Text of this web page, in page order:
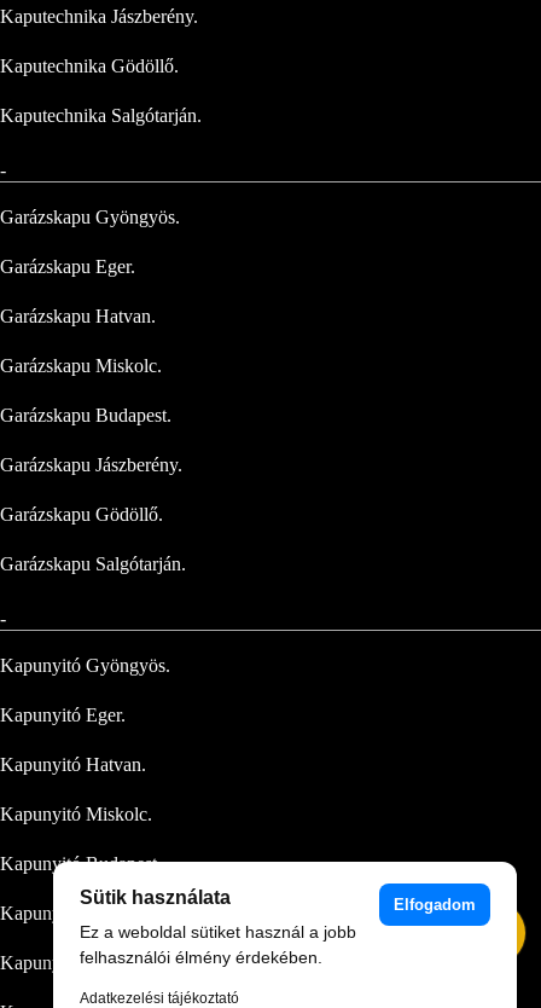
Sütik használata
Ez a weboldal sütiket használ a jobb
felhasználói élmény érdekében.
Adatkezelési tájékoztató
Elfogadom
Kaputechnika Jászberény.
Kaputechnika Gödöllő.
Kaputechnika Salgótarján.
-
Garázskapu Gyöngyös.
Garázskapu Eger.
Garázskapu Hatvan.
Garázskapu Miskolc.
Garázskapu Budapest.
Garázskapu Jászberény.
Garázskapu Gödöllő.
Garázskapu Salgótarján.
-
Kapunyitó Gyöngyös.
Kapunyitó Eger.
Kapunyitó Hatvan.
Kapunyitó Miskolc.
Kapunyitó Budapest.
Kapunyitó Jászberény.
Kapunyitó Gödöllő.
⚡︎ Gyors ajánlat